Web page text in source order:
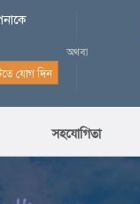
সহযোগিতা